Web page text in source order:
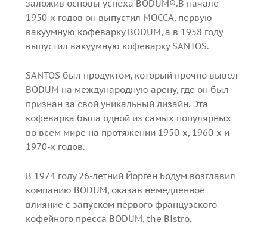
заложив основы успеха BODUM®.В начале
1950-х годов он выпустил MOCCA, первую
вакуумную кофеварку BODUM, а в 1958 году
выпустил вакуумную кофеварку SANTOS.
SANTOS был продуктом, который прочно вывел
BODUM на международную арену, где он был
признан за свой уникальный дизайн. Эта
кофеварка была одной из самых популярных
во всем мире на протяжении 1950-х, 1960-х и
1970-х годов.
В 1974 году 26-летний Йорген Бодум возглавил
компанию BODUM, оказав немедленное
влияние с запуском первого французского
кофейного пресса BODUM, the Bistro,